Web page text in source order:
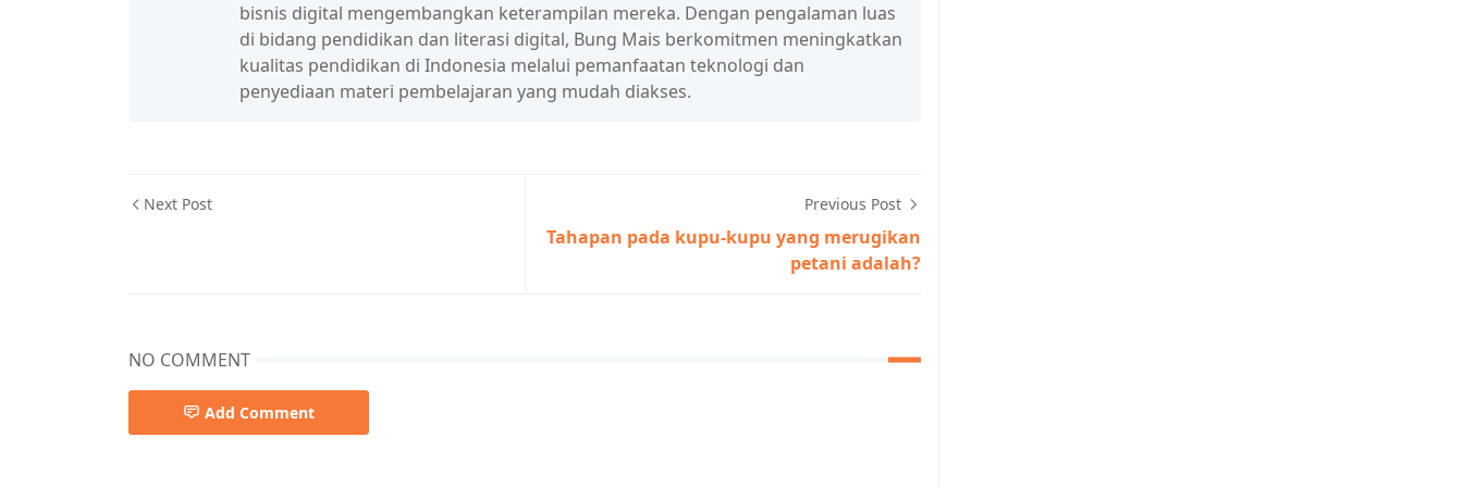
bisnis digital mengembangkan keterampilan mereka. Dengan pengalaman luas
di bidang pendidikan dan literasi digital, Bung Mais berkomitmen meningkatkan
kualitas pendidikan di Indonesia melalui pemanfaatan teknologi dan
penyediaan materi pembelajaran yang mudah diakses.
Next Post Previous Post
Tahapan pada kupu-kupu yang merugikan
petani adalah?
NO COMMENT
Add Comment